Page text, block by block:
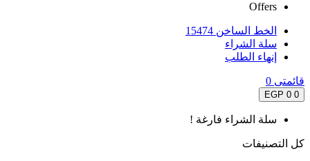
Offers
الخط الساخن 15474
سلة الشراء
إنهاء الطلب
قائمتى 0
0
0 EGP
سلة الشراء فارغة !
كل التصنيفات